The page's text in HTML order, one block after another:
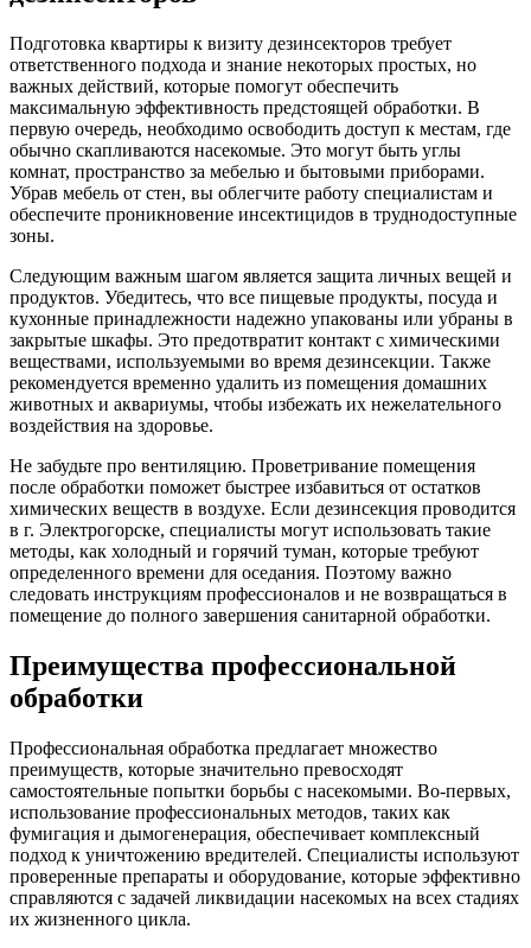
Подготовка квартиры к визиту дезинсекторов требует
ответственного подхода и знание некоторых простых, но
важных действий, которые помогут обеспечить
максимальную эффективность предстоящей обработки. В
первую очередь, необходимо освободить доступ к местам, где
обычно скапливаются насекомые. Это могут быть углы
комнат, пространство за мебелью и бытовыми приборами.
Убрав мебель от стен, вы облегчите работу специалистам и
обеспечите проникновение инсектицидов в труднодоступные
зоны.
Следующим важным шагом является защита личных вещей и
продуктов. Убедитесь, что все пищевые продукты, посуда и
кухонные принадлежности надежно упакованы или убраны в
закрытые шкафы. Это предотвратит контакт с химическими
веществами, используемыми во время дезинсекции. Также
рекомендуется временно удалить из помещения домашних
животных и аквариумы, чтобы избежать их нежелательного
воздействия на здоровье.
Не забудьте про вентиляцию. Проветривание помещения
после обработки поможет быстрее избавиться от остатков
химических веществ в воздухе. Если дезинсекция проводится
в г. Электрогорске, специалисты могут использовать такие
методы, как холодный и горячий туман, которые требуют
определенного времени для оседания. Поэтому важно
следовать инструкциям профессионалов и не возвращаться в
помещение до полного завершения санитарной обработки.
Преимущества профессиональной
обработки
Профессиональная обработка предлагает множество
преимуществ, которые значительно превосходят
самостоятельные попытки борьбы с насекомыми. Во-первых,
использование профессиональных методов, таких как
фумигация и дымогенерация, обеспечивает комплексный
подход к уничтожению вредителей. Специалисты используют
проверенные препараты и оборудование, которые эффективно
справляются с задачей ликвидации насекомых на всех стадиях
их жизненного цикла.